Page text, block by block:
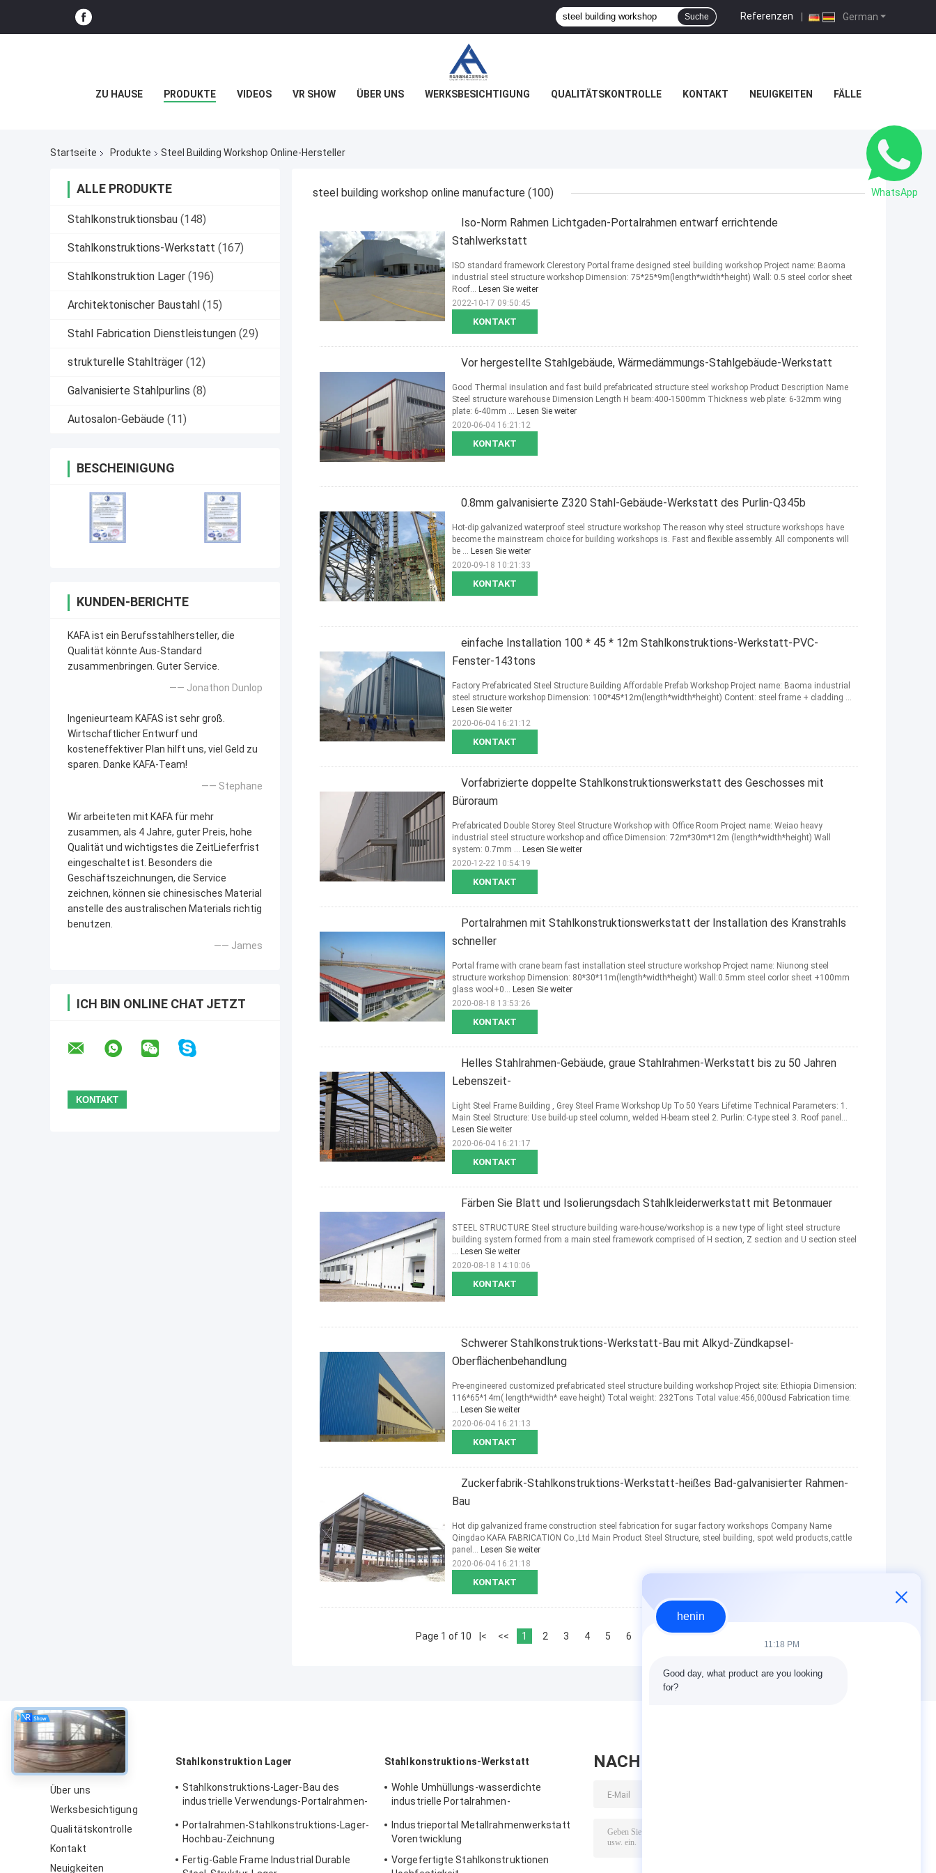
German
Referenzen |
Suche
ZU HAUSE PRODUKTE VIDEOS VR SHOW ÜBER UNS WERKSBESICHTIGUNG QUALITÄTSKONTROLLE KONTAKT NEUIGKEITEN FÄLLE
Startseite Produkte Steel Building Workshop Online-Hersteller
ALLE PRODUKTE
Stahlkonstruktionsbau (148)
Stahlkonstruktions-Werkstatt (167)
Stahlkonstruktion Lager (196)
Architektonischer Baustahl (15)
Stahl Fabrication Dienstleistungen (29)
strukturelle Stahlträger (12)
Galvanisierte Stahlpurlins (8)
Autosalon-Gebäude (11)
BESCHEINIGUNG
KUNDEN-BERICHTE
KAFA ist ein Berufsstahlhersteller, die
Qualität könnte Aus-Standard
zusammenbringen. Guter Service.
—— Jonathon Dunlop
Ingenieurteam KAFAS ist sehr groß.
Wirtschaftlicher Entwurf und
kosteneffektiver Plan hilft uns, viel Geld zu
sparen. Danke KAFA-Team!
—— Stephane
Wir arbeiteten mit KAFA für mehr
zusammen, als 4 Jahre, guter Preis, hohe
Qualität und wichtigstes die ZeitLieferfrist
eingeschaltet ist. Besonders die
Geschäftszeichnungen, die Service
zeichnen, können sie chinesisches Material
anstelle des australischen Materials richtig
benutzen.
—— James
ICH BIN ONLINE CHAT JETZT
steel building workshop online manufacture (100)
Iso-Norm Rahmen Lichtgaden-Portalrahmen entwarf errichtende
Stahlwerkstatt
KONTAKT
ISO standard framework Clerestory Portal frame designed steel building workshop Project name: Baoma
industrial steel structure workshop Dimension: 75*25*9m(length*width*height) Wall: 0.5 steel corlor sheet
Roof... Lesen Sie weiter
2022-10-17 09:50:45
Vor hergestellte Stahlgebäude, Wärmedämmungs-Stahlgebäude-Werkstatt
KONTAKT
Good Thermal insulation and fast build prefabricated structure steel workshop Product Description Name
Steel structure warehouse Dimension Length H beam:400-1500mm Thickness web plate: 6-32mm wing
plate: 6-40mm ... Lesen Sie weiter
2020-06-04 16:21:12
0.8mm galvanisierte Z320 Stahl-Gebäude-Werkstatt des Purlin-Q345b
KONTAKT
Hot-dip galvanized waterproof steel structure workshop The reason why steel structure workshops have
become the mainstream choice for building workshops is. Fast and flexible assembly. All components will
be ... Lesen Sie weiter
2020-09-18 10:21:33
einfache Installation 100 * 45 * 12m Stahlkonstruktions-Werkstatt-PVC-
Fenster-143tons
KONTAKT
Factory Prefabricated Steel Structure Building Affordable Prefab Workshop Project name: Baoma industrial
steel structure workshop Dimension: 100*45*12m(length*width*height) Content: steel frame + cladding ...
Lesen Sie weiter
2020-06-04 16:21:12
Vorfabrizierte doppelte Stahlkonstruktionswerkstatt des Geschosses mit
Büroraum
KONTAKT
Prefabricated Double Storey Steel Structure Workshop with Office Room Project name: Weiao heavy
industrial steel structure workshop and office Dimension: 72m*30m*12m (length*width*height) Wall
system: 0.7mm ... Lesen Sie weiter
2020-12-22 10:54:19
Portalrahmen mit Stahlkonstruktionswerkstatt der Installation des Kranstrahls
schneller
KONTAKT
Portal frame with crane beam fast installation steel structure workshop Project name: Niunong steel
structure workshop Dimension: 80*30*11m(length*width*height) Wall:0.5mm steel corlor sheet +100mm
glass wool+0... Lesen Sie weiter
2020-08-18 13:53:26
Helles Stahlrahmen-Gebäude, graue Stahlrahmen-Werkstatt bis zu 50 Jahren
Lebenszeit-
KONTAKT
Light Steel Frame Building , Grey Steel Frame Workshop Up To 50 Years Lifetime Technical Parameters: 1.
Main Steel Structure: Use build-up steel column, welded H-beam steel 2. Purlin: C-type steel 3. Roof panel...
Lesen Sie weiter
2020-06-04 16:21:17
Färben Sie Blatt und Isolierungsdach Stahlkleiderwerkstatt mit Betonmauer
KONTAKT
STEEL STRUCTURE Steel structure building ware-house/workshop is a new type of light steel structure
building system formed from a main steel framework comprised of H section, Z section and U section steel
... Lesen Sie weiter
2020-08-18 14:10:06
Schwerer Stahlkonstruktions-Werkstatt-Bau mit Alkyd-Zündkapsel-
Oberflächenbehandlung
KONTAKT
Pre-engineered customized prefabricated steel structure building workshop Project site: Ethiopia Dimension:
116*65*14m( length*width* eave height) Total weight: 232Tons Total value:456,000usd Fabrication time:
... Lesen Sie weiter
2020-06-04 16:21:13
Zuckerfabrik-Stahlkonstruktions-Werkstatt-heißes Bad-galvanisierter Rahmen-
Bau
KONTAKT
Hot dip galvanized frame construction steel fabrication for sugar factory workshops Company Name
Qingdao KAFA FABRICATION Co.,Ltd Main Product Steel Structure, steel building, spot weld products,cattle
panel... Lesen Sie weiter
2020-06-04 16:21:18
Page 1 of 10 |< << 1 2 3 4 5 6 8 9 10
über
Über uns
Werksbesichtigung
Qualitätskontrolle
Kontakt
Neuigkeiten
Stahlkonstruktion Lager
Stahlkonstruktions-Lager-Bau des
industrielle Verwendungs-Portalrahmen-
Portalrahmen-Stahlkonstruktions-Lager-
Hochbau-Zeichnung
Fertig-Gable Frame Industrial Durable
Stahlkonstruktions-Werkstatt
Wohle Umhüllungs-wasserdichte
industrielle Portalrahmen-
Industrieportal Metallrahmenwerkstatt
Vorentwicklung
Vorgefertigte Stahlkonstruktionen
NACHRICHT HINTERLASSEN
WhatsApp
henin
11:18 PM
Good day, what product are you looking
for?